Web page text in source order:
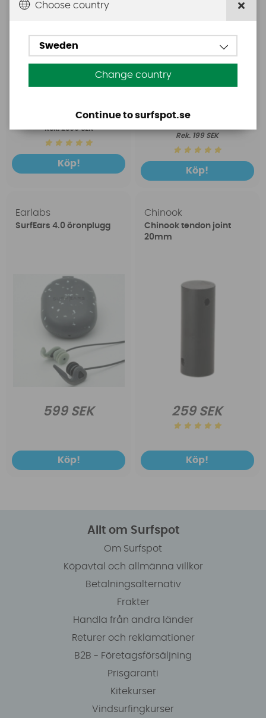
1699 SEK
2399 SEK
Köp!
149 SEK
199 SEK
Köp!
Earlabs
SurfEars 4.0 öronplugg
599 SEK
Köp!
Chinook
Chinook tendon joint
20mm
259 SEK
Köp!
Allt om Surfspot
Om Surfspot
Köpavtal och allmänna villkor
Betalningsalternativ
Frakter
Handla från andra länder
Returer och reklamationer
B2B - Företagsförsäljning
Prisgaranti
Kitekurser
Vindsurfingkurser
Choose country
Sweden
Change country
Continue to surfspot.se